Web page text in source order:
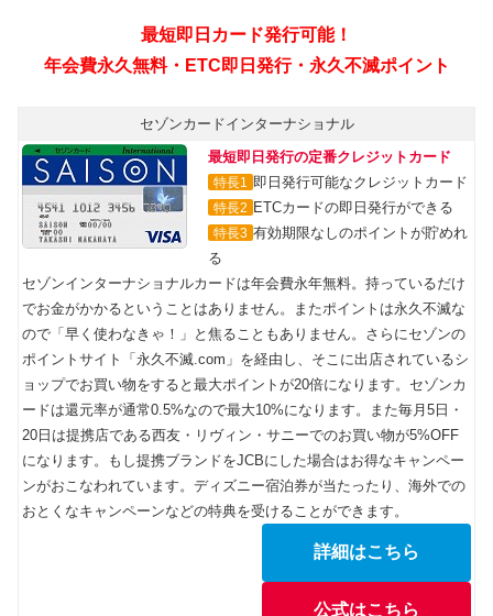
最短即日カード発行可能！
年会費永久無料・ETC即日発行・永久不滅ポイント
セゾンカードインターナショナル
最短即日発行の定番クレジットカード
特長1 即日発行可能なクレジットカード
特長2 ETCカードの即日発行ができる
特長3 有効期限なしのポイントが貯めれ
る
セゾンインターナショナルカードは年会費永年無料。持っているだけ
でお金がかかるということはありません。またポイントは永久不滅な
ので「早く使わなきゃ！」と焦ることもありません。さらにセゾンの
ポイントサイト「永久不滅.com」を経由し、そこに出店されているシ
ョップでお買い物をすると最大ポイントが20倍になります。セゾンカ
ードは還元率が通常0.5%なので最大10%になります。また毎月5日・
20日は提携店である西友・リヴィン・サニーでのお買い物が5%OFF
になります。もし提携ブランドをJCBにした場合はお得なキャンペー
ンがおこなわれています。ディズニー宿泊券が当たったり、海外での
おとくなキャンペーンなどの特典を受けることができます。
詳細はこちら
公式はこちら